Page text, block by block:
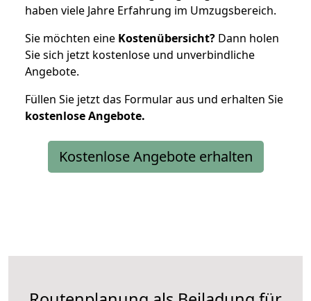
haben viele Jahre Erfahrung im Umzugsbereich.
Sie möchten eine Kostenübersicht? Dann holen
Sie sich jetzt kostenlose und unverbindliche
Angebote.
Füllen Sie jetzt das Formular aus und erhalten Sie
kostenloseAngebote.
Kostenlose Angebote erhalten